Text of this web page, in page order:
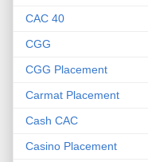
CAC 40
CGG
CGG Placement
Carmat Placement
Cash CAC
Casino Placement